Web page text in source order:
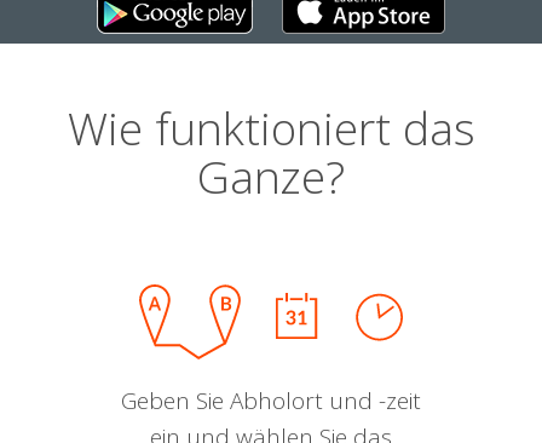
Wie funktioniert das
Ganze?
Geben Sie Abholort und -zeit